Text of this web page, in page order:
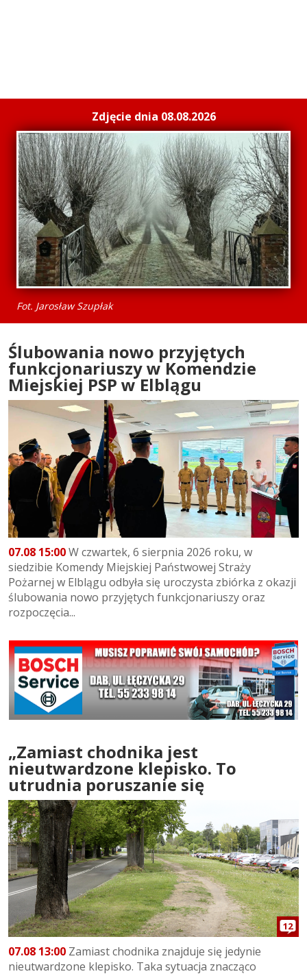
Zdjęcie dnia 08.08.2026
Fot. Jarosław Szupłak
Ślubowania nowo przyjętych
funkcjonariuszy w Komendzie
Miejskiej PSP w Elblągu
07.08 15:00W czwartek, 6 sierpnia 2026 roku, w
siedzibie Komendy Miejskiej Państwowej Straży
Pożarnej w Elblągu odbyła się uroczysta zbiórka z okazji
ślubowania nowo przyjętych funkcjonariuszy oraz
rozpoczęcia...
„Zamiast chodnika jest
nieutwardzone klepisko. To
utrudnia poruszanie się
12
07.08 13:00 Zamiast chodnika znajduje się jedynie
nieutwardzone klepisko. Taka sytuacja znacząco